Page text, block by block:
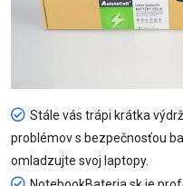
Stále vás trápi krátka
problémov s bezpečnosťou
omladzujte svoj laptopy.